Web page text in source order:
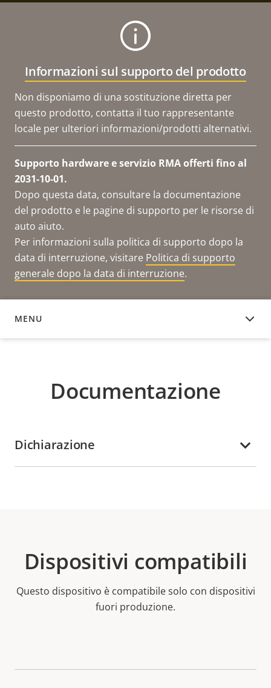
Informazioni sul supporto del prodotto
Non disponiamo di una sostituzione diretta per
questo prodotto, contatta il tuo rappresentante
locale per ulteriori informazioni/prodotti alternativi.
Supporto hardware e servizio RMA offerti fino al
2031-10-01.
Dopo questa data, consultare la documentazione
del prodotto e le pagine di supporto per le risorse di
auto aiuto.
Per informazioni sulla politica di supporto dopo la
data di interruzione, visitare Politica di supporto
generale dopo la data di interruzione.
MENU
DOCUMENTAZIONE
Documentazione
Dichiarazione
Dispositivi compatibili
Questo dispositivo è compatibile solo con dispositivi
fuori produzione.